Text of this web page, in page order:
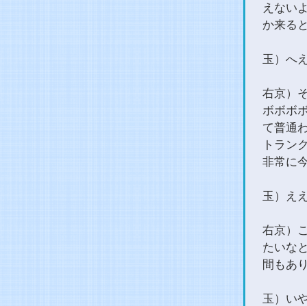
えない
か来る
玉）へ
右京）
ボボボ
て普通
トラン
非常に
玉）え
右京）
たいな
間もあ
玉）い